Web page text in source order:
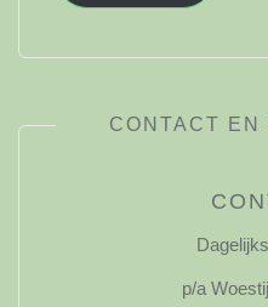
CONTACT EN
p/a